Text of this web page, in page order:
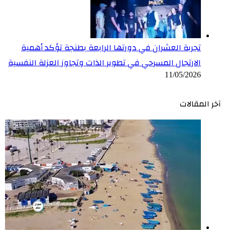
تجربة العشران في دورتها الرابعة بطنجة تؤكد أهمية
الارتجال المسرحي في تطوير الذات وتجاوز العزلة النفسية
11/05/2026
آخر المقالات